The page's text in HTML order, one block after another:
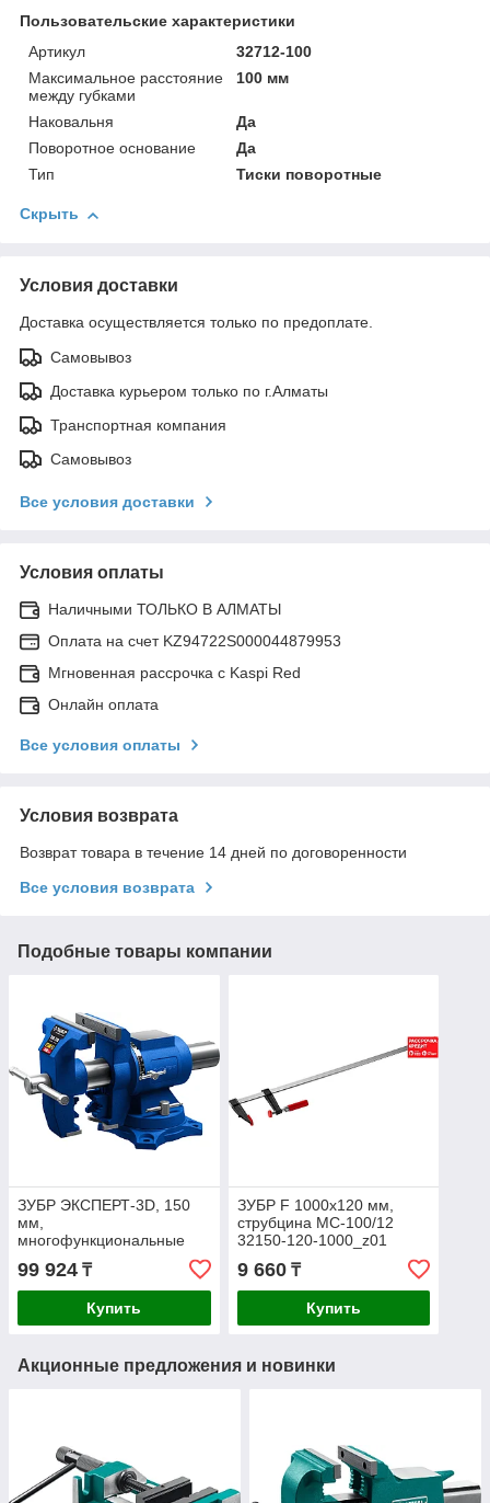
Пользовательские характеристики
Артикул
32712-100
Максимальное расстояние
между губками
100 мм
Наковальня
Да
Поворотное основание
Да
Тип
Тиски поворотные
Скрыть
Условия доставки
Доставка осуществляется только по предоплате.
Самовывоз
Доставка курьером только по г.Алматы
Транспортная компания
Самовывоз
Все условия доставки
Условия оплаты
Наличными ТОЛЬКО В АЛМАТЫ
Оплата на счет KZ94722S000044879953
Мгновенная рассрочка с Kaspi Red
Онлайн оплата
Все условия оплаты
Условия возврата
Возврат товара в течение 14 дней по договоренности
Все условия возврата
Подобные товары компании
ЗУБР ЭКСПЕРТ-3D, 150
мм,
многофункциональные
слесарные тиски (32712-
150)
99 924 ₸
Купить
ЗУБР F 1000х120 мм,
струбцина МС-100/12
32150-120-1000_z01
9 660₸
Купить
Акционные предложения и новинки